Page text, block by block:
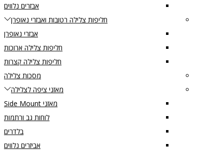
אבזרים נלווים
חליפות צלילה רטובות ואבזרי נאופרן
אבזרי נאופרן
חליפות צלילה ארוכות
חליפות צלילה קצרות
מסכות צלילה
מאזני ציפה לצלילה
מאזני Side Mount
לוחות גב ורתמות
בלדרים
אביזרים נלווים